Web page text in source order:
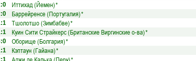
Иттихад (Йемен)*
Баррейренсе (Португалия)*
Тшолотшо (Зимбабве)*
Куин Сити Страйкерс (Британские Виргинские о-ва)*
Оборище (Болгария)*
Кэптаун (Гайана)*